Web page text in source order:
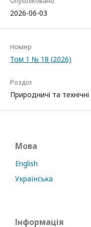
2026-06-03
Номер
Том 1 № 18 (2026)
Розділ
Природничі та
Мова
English
Українська
Інформація